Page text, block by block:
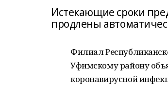
Истекающие сроки
продлены
Филиал
Уфимскому району
коронавирусной